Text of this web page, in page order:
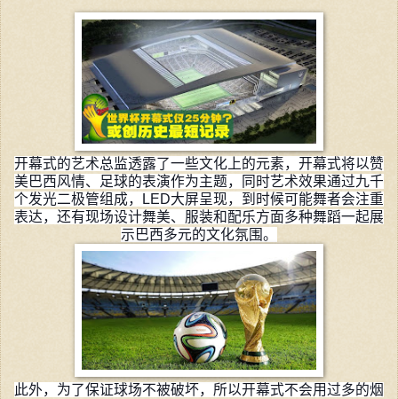
开幕式的艺术总监透露了一些文化上的元素，开幕式将以赞
美巴西风情、足球的表演作为主题，同时艺术效果通过九千
个发光二极管组成，LED大屏呈现，到时候可能舞者会注重
表达，还有现场设计舞美、服装和配乐方面多种舞蹈一起展
示巴西多元的文化氛围。
此外，为了保证球场不被破坏，所以开幕式不会用过多的烟